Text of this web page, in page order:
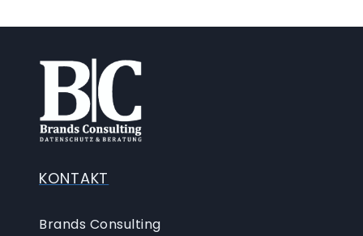
KONTAKT
Brands Consulting